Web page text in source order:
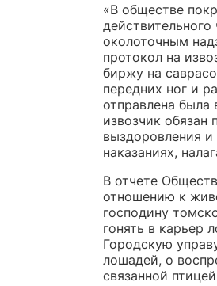
«В обществе
околоточным
протокол на
биржу на
передних ног и
отправлена была
извозчик
выздоровления и
наказаниях,
В отчете
отношению к
господину
гонять в карьер
Городскую
лошадей, о
связанной